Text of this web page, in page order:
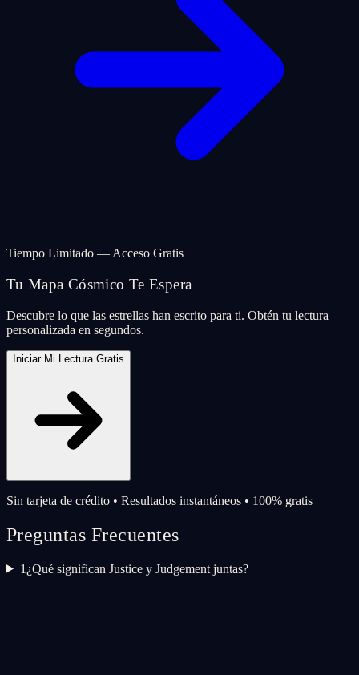
Tiempo Limitado — Acceso Gratis
Tu Mapa Cósmico Te Espera
Descubre lo que las estrellas han escrito para ti. Obtén tu lectura
personalizada en segundos.
Iniciar Mi Lectura Gratis
Sin tarjeta de crédito • Resultados instantáneos • 100% gratis
Preguntas Frecuentes
1 ¿Qué significan Justice y Judgement juntas?